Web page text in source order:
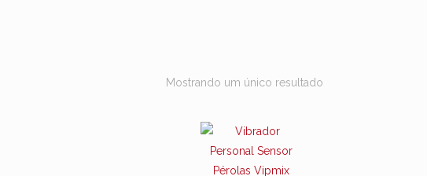
Mostrando um único resultado